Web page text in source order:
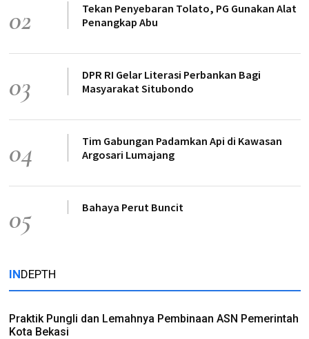
02
Tekan Penyebaran Tolato, PG Gunakan Alat
Penangkap Abu
03
DPR RI Gelar Literasi Perbankan Bagi
Masyarakat Situbondo
04
Tim Gabungan Padamkan Api di Kawasan
Argosari Lumajang
05 Bahaya Perut Buncit
INDEPTH
Praktik Pungli dan Lemahnya Pembinaan ASN Pemerintah
Kota Bekasi